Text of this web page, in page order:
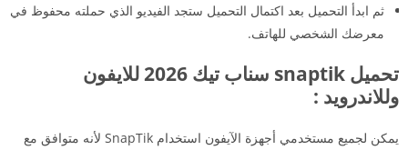
ثم ابدأ التحميل بعد اكتمال التحميل ستجد الفيديو الذي حملته محفوظ في
معرضك الشخصي للهاتف.
تحميل snaptik سناب تيك 2026 للايفون
وللاندرويد :
يمكن لجميع مستخدمي أجهزة الآيفون استخدام SnapTik لأنه متوافق مع